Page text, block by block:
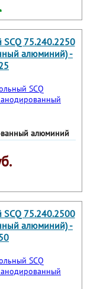
SCQ 75.240.2250
алюминий) -
алюминий
SCQ 75.240.2500
алюминий) -